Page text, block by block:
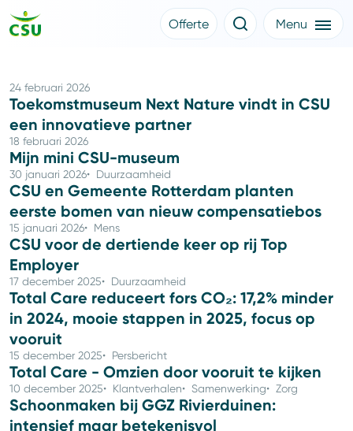
Klantverhalen
Over CSU
Werken bij CSU
Medewerkers
CSU Login
Offerte Menu
24 februari 2026
Toekomstmuseum Next Nature vindt in CSU
een innovatieve partner
18 februari 2026
Mijn mini CSU-museum
30 januari 2026 Duurzaamheid
CSU en Gemeente Rotterdam planten
eerste bomen van nieuw compensatiebos
15 januari 2026 Mens
CSU voor de dertiende keer op rij Top
Employer
17 december 2025 Duurzaamheid
Total Care reduceert fors CO₂: 17,2% minder
in 2024, mooie stappen in 2025, focus op
vooruit
15 december 2025 Persbericht
Total Care - Omzien door vooruit te kijken
10 december 2025 Klantverhalen Samenwerking Zorg
Schoonmaken bij GGZ Rivierduinen:
intensief maar betekenisvol